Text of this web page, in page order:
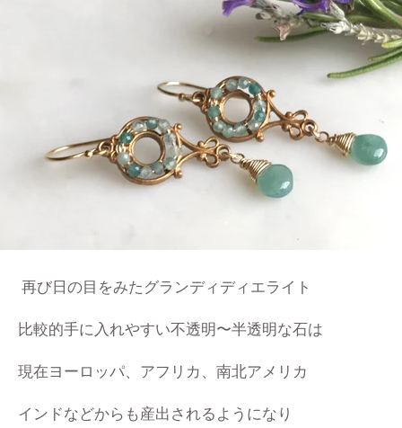
再び日の目をみたグランディディエライト
比較的手に入れやすい不透明〜半透明な石は
現在ヨーロッパ、アフリカ、南北アメリカ
インドなどからも産出されるようになり